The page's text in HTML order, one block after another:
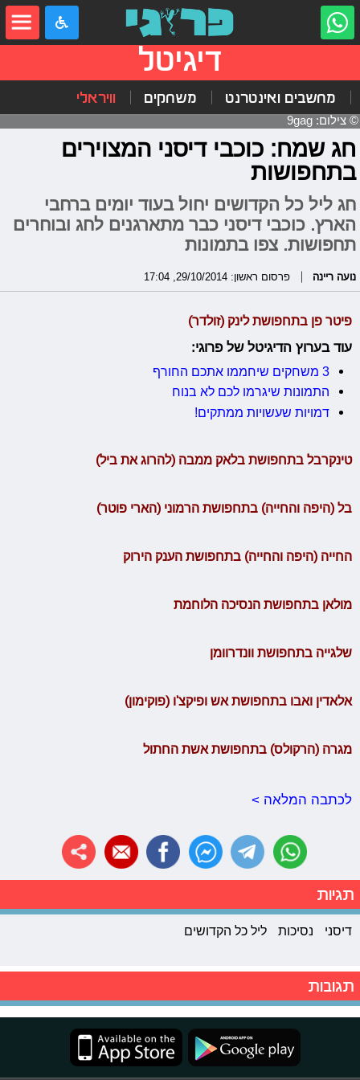
דיגיטל
מחשבים ואינטרנט משחקים וויראלי
© צילום: 9gag
חג שמח: כוכבי דיסני המצוירים
בתחפושות
חג ליל כל הקדושים יחול בעוד יומים ברחבי
הארץ. כוכבי דיסני כבר מתארגנים לחג ובוחרים
תחפושות. צפו בתמונות
נועה ריינה פרסום ראשון: 29/10/2014, 17:04
פיטר פן בתחפושת לינק (זולדר)
עוד בערוץ הדיגיטל של פרוגי:
3 משחקים שיחממו אתכם החורף
התמונות שיגרמו לכם לא בנוח
דמויות שעשויות ממתקים!
טינקרבל בתחפושת בלאק ממבה (להרוג את ביל)
בל (היפה והחייה) בתחפושת הרמוני (הארי פוטר)
החייה (היפה והחייה) בתחפושת הענק הירוק
מולאן בתחפושת הנסיכה הלוחמת
שלגייה בתחפושת וונדרוומן
אלאדין ואבו בתחפושת אש ופיקצ'ו (פוקימון)
מגרה (הרקולס) בתחפושת אשת החתול
לכתבה המלאה >
תגיות
דיסני נסיכות ליל כל הקדושים
תגובות